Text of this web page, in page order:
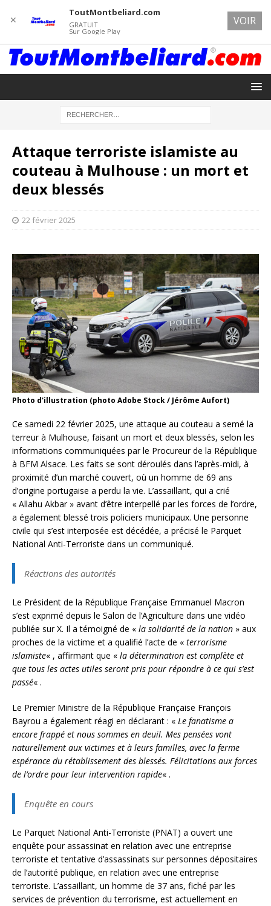
Attaque terroriste islamiste au
couteau à Mulhouse : un mort et
deux blessés
22 février 2025
Photo d'illustration (photo Adobe Stock / Jérôme Aufort)
Ce samedi 22 février 2025, une attaque au couteau a semé la
terreur à Mulhouse, faisant un mort et deux blessés, selon les
informations communiquées par le Procureur de la République
à BFM Alsace. Les faits se sont déroulés dans l’après-midi, à
proximité d’un marché couvert, où un homme de 69 ans
d’origine portugaise a perdu la vie. L’assaillant, qui a crié
« Allahu Akbar » avant d’être interpellé par les forces de l’ordre,
a également blessé trois policiers municipaux. Une personne
civile qui s’est interposée est décédée, a précisé le Parquet
National Anti-Terroriste dans un communiqué.
Réactions des autorités
Le Président de la République Française Emmanuel Macron
s’est exprimé depuis le Salon de l’Agriculture dans une vidéo
publiée sur X. Il a témoigné de « la solidarité de la nation » aux
proches de la victime et a qualifié l’acte de « terrorisme
islamiste« , affirmant que « la détermination est complète et
que tous les actes utiles seront pris pour répondre à ce qui s’est
passé« .
Le Premier Ministre de la République Française François
Bayrou a également réagi en déclarant : « Le fanatisme a
encore frappé et nous sommes en deuil. Mes pensées vont
naturellement aux victimes et à leurs familles, avec la ferme
espérance du rétablissement des blessés. Félicitations aux forces
de l’ordre pour leur intervention rapide« .
Enquête en cours
Le Parquet National Anti-Terroriste (PNAT) a ouvert une
enquête pour assassinat en relation avec une entreprise
terroriste et tentative d’assassinats sur personnes dépositaires
de l’autorité publique, en relation avec une entreprise
terroriste. L’assaillant, un homme de 37 ans, fiché par les
services de prévention du terrorisme, est actuellement en
✕
ToutMontbeliard.com
GRATUIT
Sur Google Play
VOIR